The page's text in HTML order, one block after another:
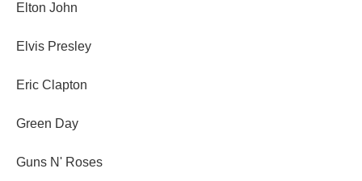
Elton John
Elvis Presley
Eric Clapton
Green Day
Guns N' Roses